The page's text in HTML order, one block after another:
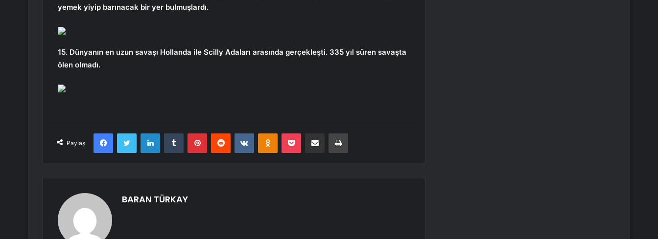
yemek yiyip barınacak bir yer bulmuşlardı.
15. Dünyanın en uzun savaşı Hollanda ile Scilly Adaları arasında gerçekleşti. 335 yıl süren savaşta
ölen olmadı.
Paylaş
FacebookTwitter LinkedInTumblr PinterestReddit VKontakteOdnoklassniki
Pocket E-Posta ile paylaş Yazdır
BARAN TÜRKAY